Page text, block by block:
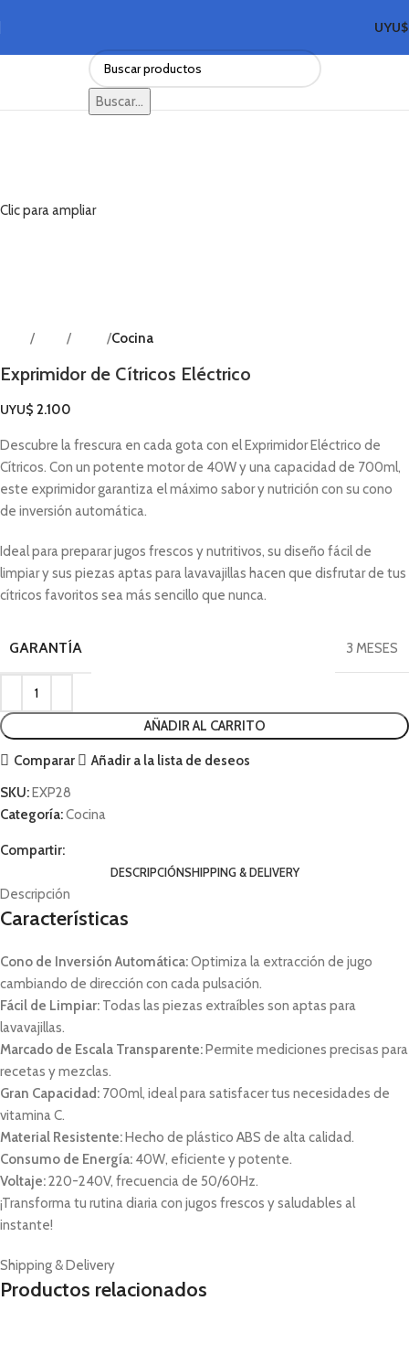
Buscar...
Clic para ampliar
Cocina
Exprimidor de Cítricos Eléctrico
UYU$ 2.100
Descubre la frescura en cada gota con el Exprimidor Eléctrico de
Cítricos. Con un potente motor de 40W y una capacidad de 700ml,
este exprimidor garantiza el máximo sabor y nutrición con su cono
de inversión automática.
Ideal para preparar jugos frescos y nutritivos, su diseño fácil de
limpiar y sus piezas aptas para lavavajillas hacen que disfrutar de tus
cítricos favoritos sea más sencillo que nunca.
GARANTÍA 3 MESES
AÑADIR AL CARRITO
Comparar
Añadir a la lista de deseos
SKU: EXP28
Categoría:Cocina
Compartir:
DESCRIPCIÓNSHIPPING & DELIVERY
Descripción
Características
Cono de Inversión Automática:Optimiza la extracción de jugo
cambiando de dirección con cada pulsación.
Fácil de Limpiar: Todas las piezas extraíbles son aptas para
lavavajillas.
Marcado de Escala Transparente: Permite mediciones precisas para
recetas y mezclas.
Gran Capacidad: 700ml, ideal para satisfacer tus necesidades de
vitamina C.
Material Resistente: Hecho de plástico ABS de alta calidad.
Consumo de Energía: 40W, eficiente y potente.
Voltaje:220-240V, frecuencia de 50/60Hz.
¡Transforma tu rutina diaria con jugos frescos y saludables al
instante!
Shipping & Delivery
Productos relacionados